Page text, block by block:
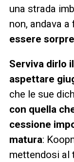
una strada
non, andava
essere
Serviva dirlo
aspettare
che le sue
con quella
cessione
matura:
mettendosi al